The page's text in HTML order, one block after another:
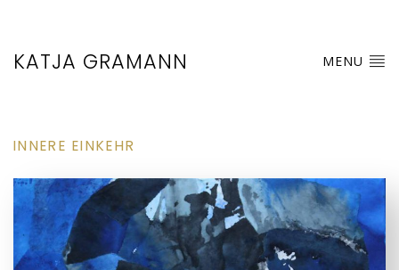
KATJA GRAMANN MENU
INNERE EINKEHR